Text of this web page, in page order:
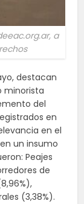
a
destacan
minorista
del
en
en el
un insumo
Peajes
de
(3,38%).